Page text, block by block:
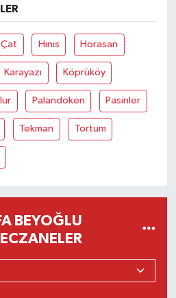
Çat Hınıs Horasan
Karayazı Köprüköy
Palandöken Pasinler
Tekman Tortum
BEYOĞLU